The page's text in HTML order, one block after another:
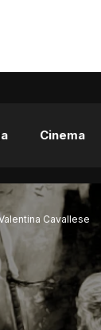
Cinema
Cavallese